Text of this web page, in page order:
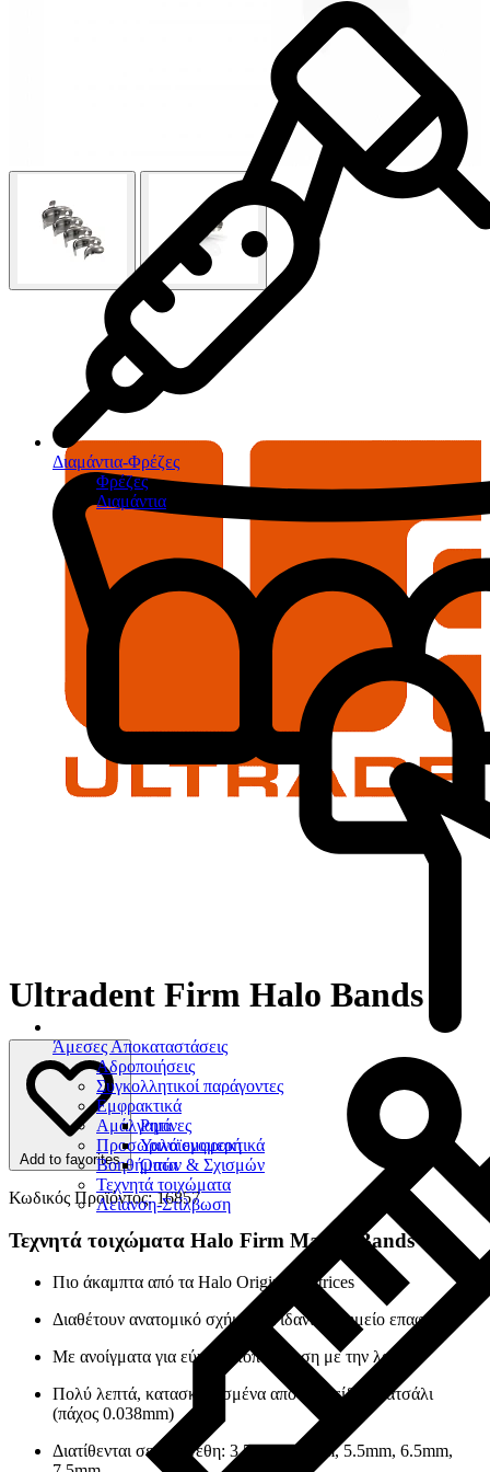
Διαμάντια-Φρέζες
Φρέζες
Διαμάντια
Άμεσες Αποκαταστάσεις
Αδροποιήσεις
Συγκολλητικοί παράγοντες
Εμφρακτικά
Ρητίνες
Υαλοϊονομερή
Οπών & Σχισμών
Αμάλγαμα
Προσωρινά εμφρακτικά
Βοηθήματα
Τεχνητά τοιχώματα
Λείανση-Στίλβωση
Ultradent Firm Halo Bands
Add to favorites
Κωδικός Προϊόντος: 16857
Τεχνητά τοιχώματα Halo Firm Matrix Bands
Πιο άκαμπτα από τα Halo Original matrices
Διαθέτουν ανατομικό σχήμα για ιδανικό σημείο επαφής
Με ανοίγματα για εύκολη τοποθέτηση με την λαβίδα
Πολύ λεπτά, κατασκευασμένα από ανοξείδωτο ατσάλι
(πάχος 0.038mm)
Διατίθενται σε 5 μεγέθη: 3.5mm, 4.5mm, 5.5mm, 6.5mm,